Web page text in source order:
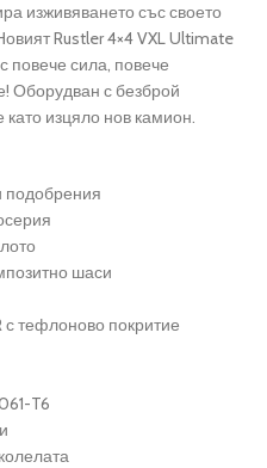
изживяването със своето
Rustler 4×4 VXL Ultimate
повече сила, повече
Оборудван с безброй
изцяло нов камион.
подобрения
шаси
тефлоново покритие
T6